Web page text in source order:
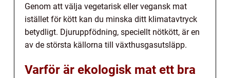
Genom att välja vegetarisk eller vegansk mat
istället för kött kan du minska ditt klimatavtryck
betydligt. Djuruppfödning, speciellt nötkött, är en
av de största källorna till växthusgasutsläpp.
Varför är ekologisk mat ett bra